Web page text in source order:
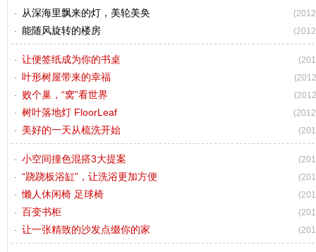
从深海里飘来的灯，美轮美奂
能随风旋转的楼房
让便签纸成为你的书桌
叶形树屋带来的幸福
败个巢，“窝”看世界
树叶落地灯 FloorLeaf
美好的一天从梳洗开始
小空间撞色混搭3大提案
“跷跷板浴缸”，让洗浴更加方便
懒人休闲椅 足球椅
百变书柜
让一张精致的沙发点缀你的家